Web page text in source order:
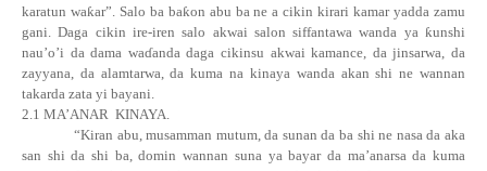
karatun waƙar”. Salo ba baƙon abu ba ne a cikin kirari kamar yadda zamu
gani. Daga cikin ire-iren salo akwai salon siffantawa wanda ya ƙunshi
nau’o’i da dama waɗanda daga cikinsu akwai kamance, da jinsarwa, da
zayyana, da alamtarwa, da kuma na kinaya wanda akan shi ne wannan
takarda zata yi bayani.
2.1 MA’ANAR KINAYA.
“Kiran abu, musamman mutum, da sunan da ba shi ne nasa da aka
san shi da shi ba, domin wannan suna ya bayar da ma’anarsa da kuma